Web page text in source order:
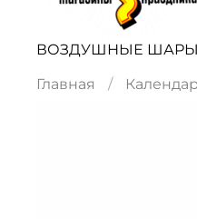
ВОЗДУШНЫЕ ШАРЫ
Главная